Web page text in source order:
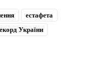
естафета
України